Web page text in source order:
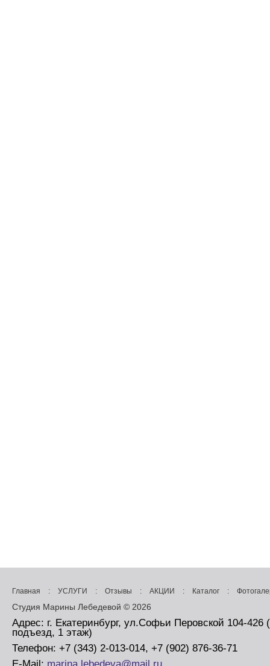
Главная : УСЛУГИ : Отзывы : АКЦИИ : Каталог :
Студия Марины Лебедевой © 2026
Адрес: г. Екатеринбург, ул.Софьи Перовской 104-426
подъезд, 1 этаж)
Телефон: +7 (343) 2-013-014, +7 (902) 876-36-71